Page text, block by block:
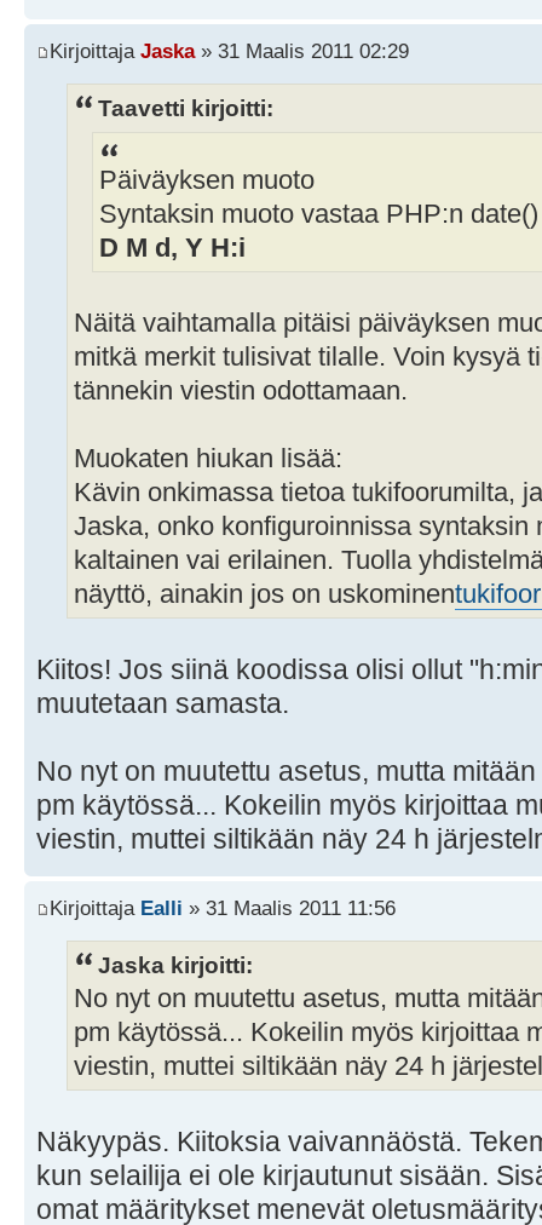
Kirjoittaja Jaska» 31 Maalis 2011 02:29
Taavetti kirjoitti:
Päiväyksen muoto
Syntaksin muoto vastaa PHP:n
D M d, Y H:i
Näitä vaihtamalla pitäisi päiväyksen
mitkä merkit tulisivat tilalle. Voin kysyä
tännekin viestin odottamaan.
Muokaten hiukan lisää:
Kävin onkimassa tietoa tukifoorumilta,
Jaska, onko konfiguroinnissa syntaksin
kaltainen vai erilainen. Tuolla
näyttö, ainakin jos on uskominen
Kiitos! Jos siinä koodissa olisi ollut
muutetaan samasta.
No nyt on muutettu asetus, mutta
pm käytössä... Kokeilin myös kirjoittaa
viestin, muttei siltikään näy 24 h
Kirjoittaja Ealli » 31 Maalis 2011 11:56
Jaska kirjoitti:
No nyt on muutettu asetus, mutta
pm käytössä... Kokeilin myös kirjoittaa
viestin, muttei siltikään näy 24 h
Näkyypäs. Kiitoksia vaivannäöstä.
kun selailija ei ole kirjautunut sisään.
omat määritykset menevät